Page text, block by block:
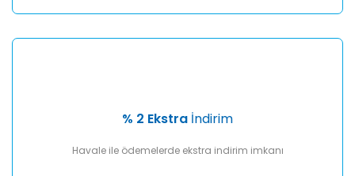
% 2 Ekstra İndirim
Havale ile ödemelerde ekstra indirim imkanı